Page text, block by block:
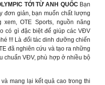
TỚI TỪ ANH QUỐCBạn
đơn giản, bạn muốn chất lượng
OTE Sports, nguồn năng
có gì đặc biệt để giúp các VĐV
!!! Là đối tác dinh dưỡng chiến
đã nghiên cứu và tạo ra những
chuẩn VĐV, phù hợp ở nhiều bộ
mang lại kết quả cao trong thi